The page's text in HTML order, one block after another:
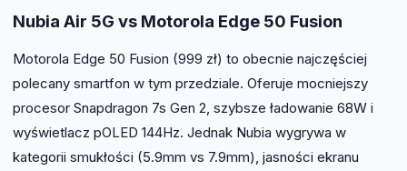
Nubia Air 5G vs Motorola Edge 50 Fusion
Motorola Edge 50 Fusion (999 zł) to obecnie najczęściej
polecany smartfon w tym przedziale. Oferuje mocniejszy
procesor Snapdragon 7s Gen 2, szybsze ładowanie 68W i
wyświetlacz pOLED 144Hz. Jednak Nubia wygrywa w
kategorii smukłości (5.9mm vs 7.9mm), jasności ekranu